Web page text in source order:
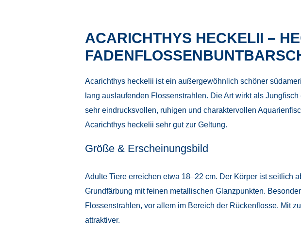
ACARICHTHYS HECKELII –
Acarichthys heckelii ist ein außergewöhnlich schöner
lang auslaufenden Flossenstrahlen. Die Art wirkt als
sehr eindrucksvollen, ruhigen und charaktervollen
Acarichthys heckelii sehr gut zur Geltung.
Größe & Erscheinungsbild
Adulte Tiere erreichen etwa 18–22 cm. Der Körper ist seitlich
Grundfärbung mit feinen metallischen Glanzpunkten.
Flossenstrahlen, vor allem im Bereich der Rückenflosse. Mit
attraktiver.